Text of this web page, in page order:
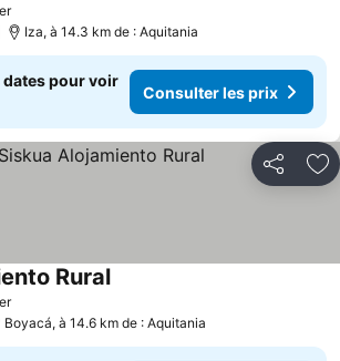
Iza, à 14.3 km de : Aquitania
pour voir
Consulter les prix
Partager
Rural
Boyacá, à 14.6 km de : Aquitania